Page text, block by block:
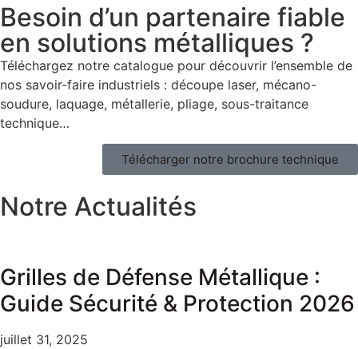
Besoin d’un partenaire fiable
en solutions métalliques ?
Téléchargez notre catalogue pour découvrir l’ensemble de
nos savoir-faire industriels : découpe laser, mécano-
soudure, laquage, métallerie, pliage, sous-traitance
technique…
Télécharger notre brochure technique
Notre Actualités
Grilles de Défense Métallique :
Guide Sécurité & Protection 2026
juillet 31, 2025